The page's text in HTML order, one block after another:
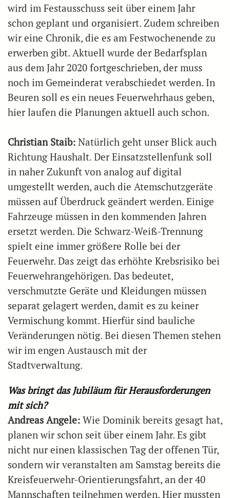
wird im Festausschuss seit über einem Jahr
schon geplant und organisiert. Zudem schreiben
wir eine Chronik, die es am Festwochenende zu
erwerben gibt. Aktuell wurde der Bedarfsplan
aus dem Jahr 2020 fortgeschrieben, der muss
noch im Gemeinderat verabschiedet werden. In
Beuren soll es ein neues Feuerwehrhaus geben,
hier laufen die Planungen aktuell auch schon.
Christian Staib: Natürlich geht unser Blick auch
Richtung Haushalt. Der Einsatzstellenfunk soll
in naher Zukunft von analog auf digital
umgestellt werden, auch die Atemschutzgeräte
müssen auf Überdruck geändert werden. Einige
Fahrzeuge müssen in den kommenden Jahren
ersetzt werden. Die Schwarz-Weiß-Trennung
spielt eine immer größere Rolle bei der
Feuerwehr. Das zeigt das erhöhte Krebsrisiko bei
Feuerwehrangehörigen. Das bedeutet,
verschmutzte Geräte und Kleidungen müssen
separat gelagert werden, damit es zu keiner
Vermischung kommt. Hierfür sind bauliche
Veränderungen nötig. Bei diesen Themen stehen
wir im engen Austausch mit der
Stadtverwaltung.
Was bringt das Jubiläum für Herausforderungen
mit sich?
Andreas Angele: Wie Dominik bereits gesagt hat,
planen wir schon seit über einem Jahr. Es gibt
nicht nur einen klassischen Tag der offenen Tür,
sondern wir veranstalten am Samstag bereits die
Kreisfeuerwehr-Orientierungsfahrt, an der 40
Mannschaften teilnehmen werden. Hier mussten